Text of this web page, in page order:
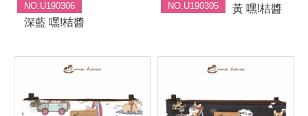
NO.U190306
深藍 嘿!桔醬
NO.U190305 黃 嘿!桔醬